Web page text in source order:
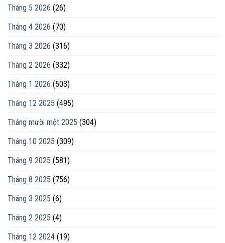
Tháng 5 2026 (26)
Tháng 4 2026 (70)
Tháng 3 2026 (316)
Tháng 2 2026 (332)
Tháng 1 2026 (503)
Tháng 12 2025 (495)
Tháng mười một 2025 (304)
Tháng 10 2025 (309)
Tháng 9 2025 (581)
Tháng 8 2025 (756)
Tháng 3 2025 (6)
Tháng 2 2025 (4)
Tháng 12 2024 (19)